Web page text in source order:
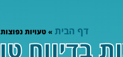
דף הבית »טעויות
בדיווח